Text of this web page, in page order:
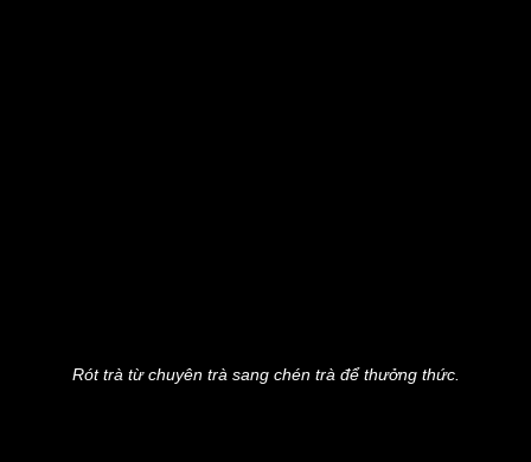
Rót trà từ chuyên trà sang chén trà để thưởng thức.